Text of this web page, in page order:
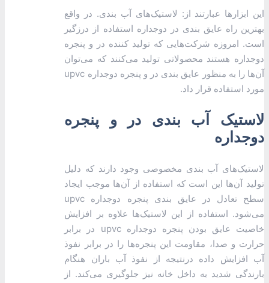
این ابزار‌ها عبارتند از: لاستیک‌های آب بندی. در واقع
بهترین راه عایق بندی در دوجداره استفاده از درزگیر
است. امروزه شرکت‌هایی که تولید کننده در و پنجره
دوجداره هستند محصولاتی تولید می‌کنند که می‌توان
آن‌ها را به منظور عایق بندی در و پنجره دوجداره upvc
مورد استفاده قرار داد.
لاستیک آب بندی در و پنجره
دوجداره
لاستیک‌های آب ‌بندی مخصوصی وجود دارند که دلیل
تولید آن‌ها این است که استفاده از آن‌ها موجب ایجاد
سطح تعادل در عایق بندی پنجره دوجداره upvc
می‌شود. استفاده از این لاستیک‌ها علاوه بر افزایش
خاصیت عایق بودن پنجره دوجداره upvc در برابر
حرارت و صدا، مقاومت این پنجره‌ها را در برابر نفوذ
آب افزایش داده درنتیجه از نفوذ آب باران هنگام
بارندگی شدید به داخل خانه نیز جلوگیری می‌کند. از